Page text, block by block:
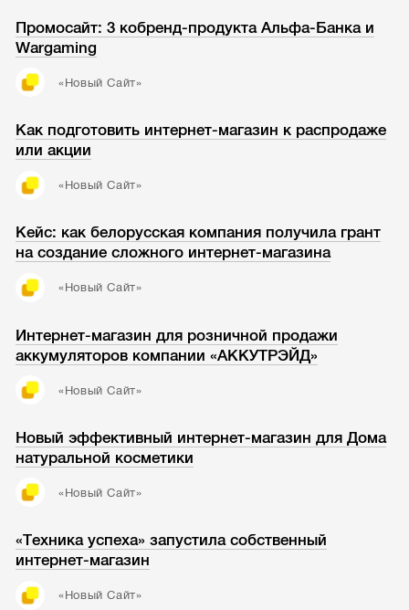
Промосайт: 3 кобренд-продукта Альфа-Банка и
Wargaming
«Новый Cайт»
Как подготовить интернет-магазин к распродаже
или акции
«Новый Cайт»
Кейс: как белорусская компания получила грант
на создание сложного интернет-магазина
«Новый Cайт»
Интернет-магазин для розничной продажи
аккумуляторов компании «АККУТРЭЙД»
«Новый Cайт»
Новый эффективный интернет-магазин для Дома
натуральной косметики
«Новый Cайт»
«Техника успеха» запустила собственный
интернет-магазин
«Новый Cайт»